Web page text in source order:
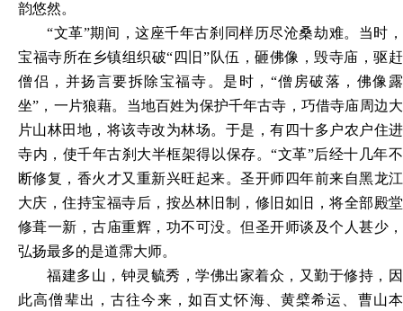
韵悠然。
“文革”期间，这座千年古刹同样历尽沧桑劫难。当时，
宝福寺所在乡镇组织破“四旧”队伍，砸佛像，毁寺庙，驱赶
僧侣，并扬言要拆除宝福寺。是时，“僧房破落，佛像露
坐”，一片狼藉。当地百姓为保护千年古寺，巧借寺庙周边大
片山林田地，将该寺改为林场。于是，有四十多户农户住进
寺内，使千年古刹大半框架得以保存。“文革”后经十几年不
断修复，香火才又重新兴旺起来。圣开师四年前来自黑龙江
大庆，住持宝福寺后，按丛林旧制，修旧如旧，将全部殿堂
修葺一新，古庙重辉，功不可没。但圣开师谈及个人甚少，
弘扬最多的是道霈大师。
福建多山，钟灵毓秀，学佛出家着众，又勤于修持，因
此高僧辈出，古往今来，如百丈怀海、黄檗希运、曹山本